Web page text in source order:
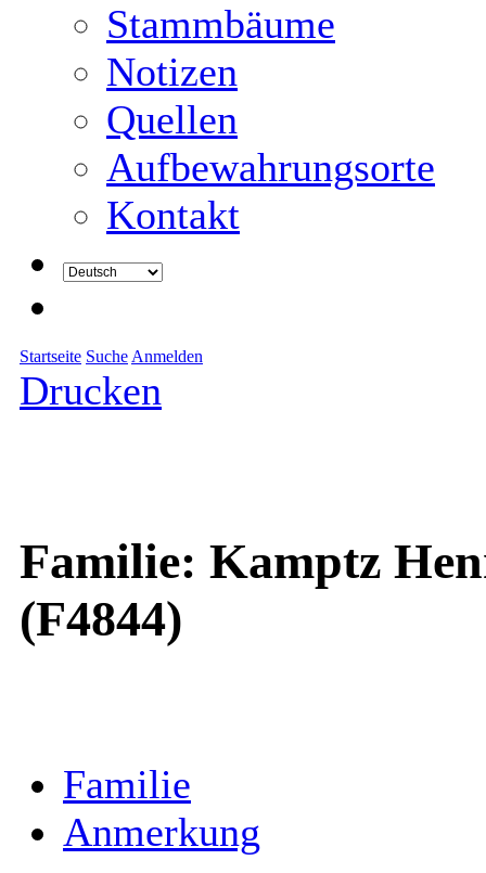
Stammbäume
Notizen
Quellen
Aufbewahrungsorte
Kontakt
Startseite Suche Anmelden
Drucken
Familie: Kamptz
(F4844)
Familie
Anmerkung